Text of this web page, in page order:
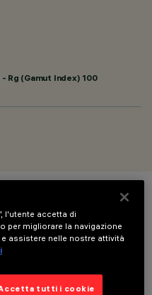
Rg (Gamut Index) 100
l'utente accetta di
per migliorare la navigazione
assistere nelle nostre attività
tutti i cookie